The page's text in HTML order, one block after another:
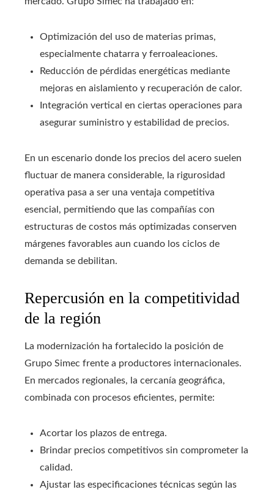
Optimización del uso de materias primas,
especialmente chatarra y ferroaleaciones.
Reducción de pérdidas energéticas mediante
mejoras en aislamiento y recuperación de calor.
Integración vertical en ciertas operaciones para
asegurar suministro y estabilidad de precios.
En un escenario donde los precios del acero suelen
fluctuar de manera considerable, la rigurosidad
operativa pasa a ser una ventaja competitiva
esencial, permitiendo que las compañías con
estructuras de costos más optimizadas conserven
márgenes favorables aun cuando los ciclos de
demanda se debilitan.
Repercusión en la competitividad
de la región
La modernización ha fortalecido la posición de
Grupo Simec frente a productores internacionales.
En mercados regionales, la cercanía geográfica,
combinada con procesos eficientes, permite:
Acortar los plazos de entrega.
Brindar precios competitivos sin comprometer la
calidad.
Ajustar las especificaciones técnicas según las